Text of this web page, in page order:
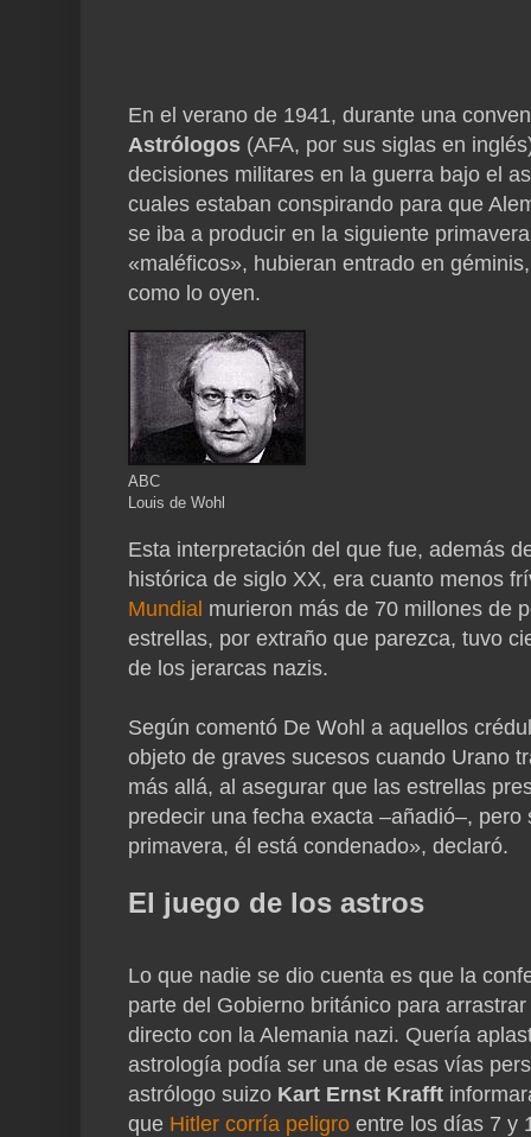
En el verano de 1941, durante una
Astrólogos (AFA, por sus siglas en
decisiones militares en la guerra bajo el
cuales estaban conspirando para que
se iba a producir en la siguiente
«maléficos», hubieran entrado en
como lo oyen.
ABC
Louis de Wohl
Esta interpretación del que fue, además
histórica de siglo XX, era cuanto menos
Mundial murieron más de 70 millones de
estrellas, por extraño que parezca, tuvo
de los jerarcas nazis.
Según comentó De Wohl a aquellos
objeto de graves sucesos cuando Urano
más allá, al asegurar que las estrellas
predecir una fecha exacta –añadió–,
primavera, él está condenado», declaró.
El juego de los astros
Lo que nadie se dio cuenta es que la
parte del Gobierno británico para
directo con la Alemania nazi. Quería
astrología podía ser una de esas vías
astrólogo suizo Kart Ernst Krafft
que Hitler corría peligro entre los días 7 y